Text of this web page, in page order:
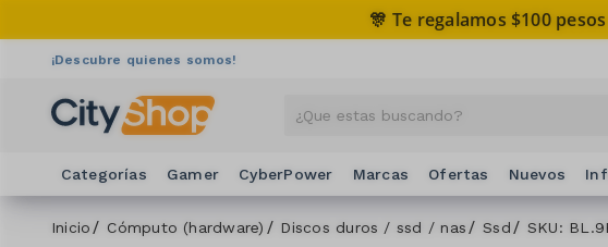
🎊 Te regalamos $100
¡Descubre quienes somos!
Categorías Gamer CyberPower Marcas Ofertas Nuevos
Inicio Cómputo (hardware) Discos duros / ssd / nas Ssd SKU: